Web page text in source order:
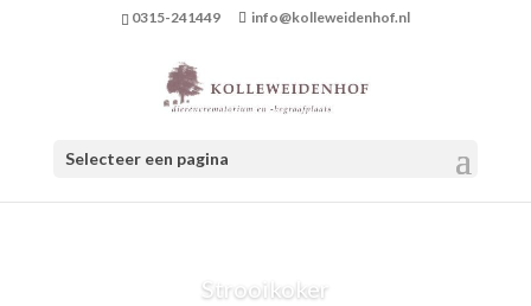
0315-241449 info@kolleweidenhof.nl
Selecteer een pagina
Strooikoker